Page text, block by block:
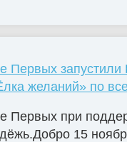
Первых запустили
желаний» по
Первых при
15